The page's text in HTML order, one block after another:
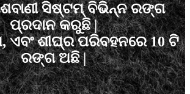
ସିଷ୍ଟମ୍ ବିଭିନ୍ନ ରଙ୍ଗ
ପ୍ରଦାନ କରୁଛି |
ଏବଂ ଶୀଘ୍ର ପରିବହନରେ 10 ଟି
ରଙ୍ଗ ଅଛି |